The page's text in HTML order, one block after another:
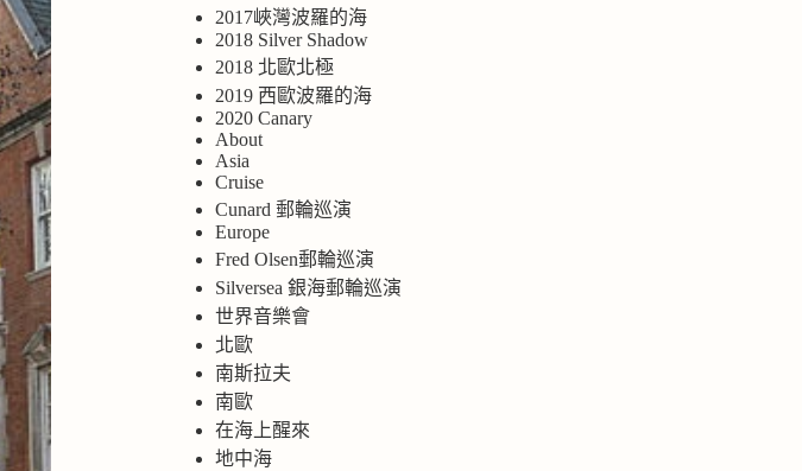
2017峽灣波羅的海
2018 Silver Shadow
2018 北歐北極
2019 西歐波羅的海
2020 Canary
About
Asia
Cruise
Cunard 郵輪巡演
Europe
Fred Olsen郵輪巡演
Silversea 銀海郵輪巡演
世界音樂會
北歐
南斯拉夫
南歐
在海上醒來
地中海